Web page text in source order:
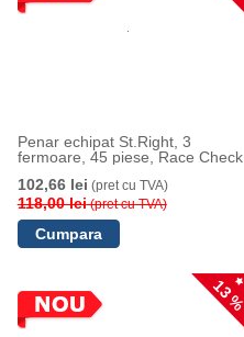
Penar echipat St.Right, 3
fermoare, 45 piese, Race Check
102,66 lei (pret cu TVA)
118,00 lei(pret cu TVA)
13 %